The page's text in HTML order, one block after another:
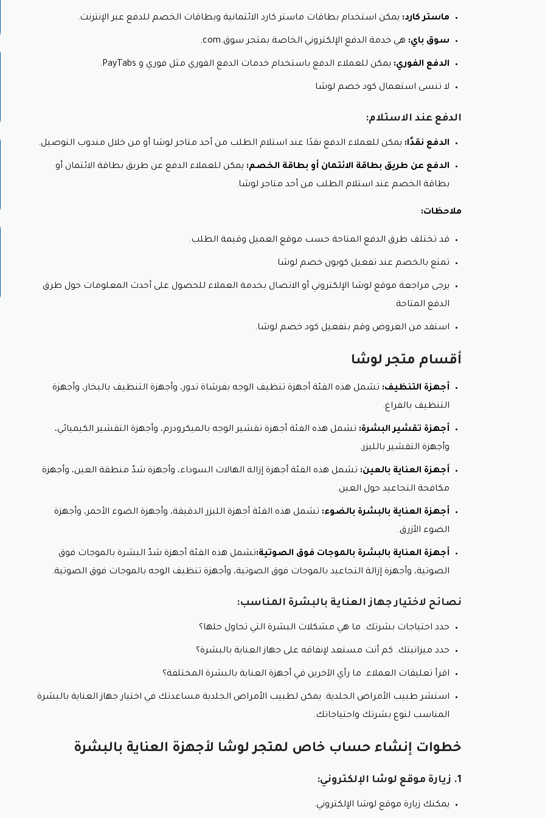
سياسة الاستبدال و الاسترجاع لمتجر لوشا لأجهزة العناية بالبشرة
يمكن للعملاء استبدال أو استرجاع أجهزة العناية بالبشرة في متجر لوشا خلال 14 يومًا من تاريخ الشراء بشرط استيفاء الشروط التالية:
يجب أن يكون المنتج في عبوته الأصلية غير المفتوحة.
يجب أن يكون المنتج بحالة جديدة تمامًا ولم يتم استخدامه.
يجب أن يكون المنتج مصحوبًا بإيصال الشراء.
لا يمكن استبدال أو استرجاع المنتجات التالية:
المنتجات التي تم استخدامها.
المنتجات التي تضررت نتيجة سوء الاستخدام أو الإهمال.
للاستبدال أو الاسترجاع، يرجى اتباع الخطوات التالية:
قم بزيارة أحد متاجر لوشا.
لا يتم ارجاع المنتجات مع استخدام كود خصم لوشا.
ملاحظة: قد تختلف هذه السياسة من وقت لآخر. يرجى الرجوع إلى موقع لوشا الإلكتروني للحصول على أحدث
للمزيد من المعلومات، يرجى زيارة موقع لوشا الإلكتروني أو الاتصال بخدمة العملاء وتمتع بخصم كبير معه كود
ماستر كارد: يمكن استخدام بطاقات ماستر كارد الائتمانية وبطاقات الخصم للدفع عبر الإنترنت.
سوق باي: هي خدمة الدفع الإلكتروني الخاصة بمتجر سوق.com.
الدفع الفوري: يمكن للعملاء الدفع باستخدام خدمات الدفع الفوري مثل فوري و PayTabs.
لا تنسى استعمال كود خصم لوشا
الدفع عند الاستلام:
الدفع نقدًا: يمكن للعملاء الدفع نقدًا عند استلام الطلب من أحد متاجر لوشا أو من خلال مندوب التوصيل.
الدفع عن طريق بطاقة الائتمان أو بطاقة الخصم: يمكن للعملاء الدفع عن طريق بطاقة الائتمان أو
بطاقة الخصم عند استلام الطلب من أحد متاجر لوشا.
ملاحظات:
قد تختلف طرق الدفع المتاحة حسب موقع العميل وقيمة الطلب.
تمتع بالخصم عند تفعيل كوبون خصم لوشا
يرجى مراجعة موقع لوشا الإلكتروني أو الاتصال بخدمة العملاء للحصول على أحدث المعلومات حول طرق
الدفع المتاحة.
استفد من العروض وقم بتفعيل كود خصم لوشا.
أقسام متجر لوشا
أجهزة التنظيف: تشمل هذه الفئة أجهزة تنظيف الوجه بفرشاة تدور، وأجهزة التنظيف بالبخار، وأجهزة
التنظيف بالفراغ.
أجهزة تقشير البشرة: تشمل هذه الفئة أجهزة تقشير الوجه بالميكرودرم، وأجهزة التقشير الكيميائي،
وأجهزة التقشير بالليزر.
أجهزة العناية بالعين: تشمل هذه الفئة أجهزة إزالة الهالات السوداء، وأجهزة شدّ منطقة العين، وأجهزة
مكافحة التجاعيد حول العين.
أجهزة العناية بالبشرة بالضوء: تشمل هذه الفئة أجهزة الليزر الدقيقة، وأجهزة الضوء الأحمر، وأجهزة
الضوء الأزرق.
أجهزة العناية بالبشرة بالموجات فوق الصوتية:تشمل هذه الفئة أجهزة شدّ البشرة بالموجات فوق
الصوتية، وأجهزة إزالة التجاعيد بالموجات فوق الصوتية، وأجهزة تنظيف الوجه بالموجات فوق الصوتية.
نصائح لاختيار جهاز العناية بالبشرة المناسب:
حدد احتياجات بشرتك. ما هي مشكلات البشرة التي تحاول حلها؟
حدد ميزانيتك. كم أنت مستعد لإنفاقه على جهاز العناية بالبشرة؟
اقرأ تعليقات العملاء. ما رأي الآخرين في أجهزة العناية بالبشرة المختلفة؟
استشر طبيب الأمراض الجلدية. يمكن لطبيب الأمراض الجلدية مساعدتك في اختيار جهاز العناية بالبشرة
المناسب لنوع بشرتك واحتياجاتك.
خطوات إنشاء حساب خاص لمتجر لوشا لأجهزة العناية بالبشرة
1. زيارة موقع لوشا الإلكتروني:
يمكنك زيارة موقع لوشا الإلكتروني.